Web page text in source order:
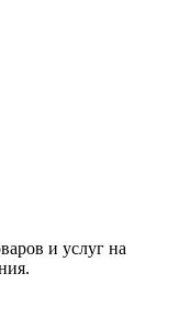
и услуг на